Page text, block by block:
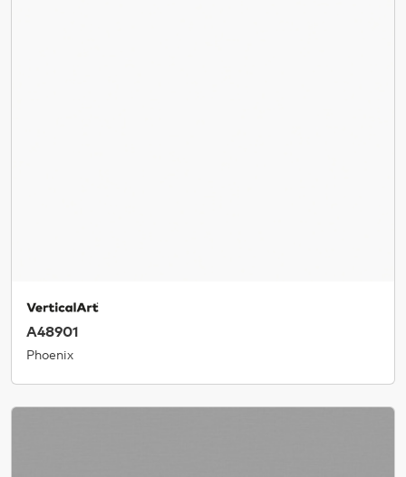
A48901
Phoenix